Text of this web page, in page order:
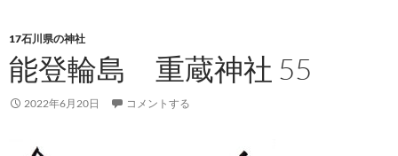
17石川県の神社
能登輪島 重蔵神社 55
2022年6月20日 コメントする